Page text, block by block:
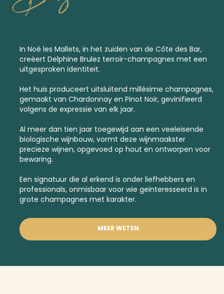
In Noé les Mallets, in het zuiden van de Côte des Bar,
creëert Delphine Brulez terroir-champagnes met een
uitgesproken identiteit.
Het huis produceert uitsluitend millésime champagnes,
gemaakt van Chardonnay en Pinot Noir, gevinifieerd
volgens de expressie van elk jaar.
Al meer dan tien jaar toegewijd aan een veeleisende
biologische wijnbouw, vormt deze wijnmaakster
precieze wijnen, opgevoed op hout en ontworpen voor
bewaring.
Een signatuur die al erkend is onder liefhebbers en
professionals, onmisbaar voor wie geïnteresseerd is in
grote champagnes met karakter.
MEER WETEN